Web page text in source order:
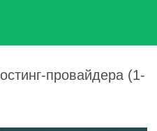
провайдера (1-